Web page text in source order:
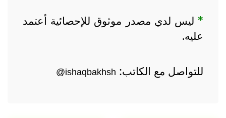
* ليس لدي مصدر موثوق للإحصائية أعتمد
عليه.
للتواصل مع الكاتب: ishaqbakhsh
@